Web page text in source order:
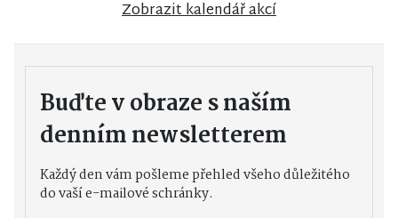
Zobrazit kalendář akcí
Buďte v obraze s naším
denním newsletterem
Každý den vám pošleme přehled všeho důležitého
do vaší e-mailové schránky.